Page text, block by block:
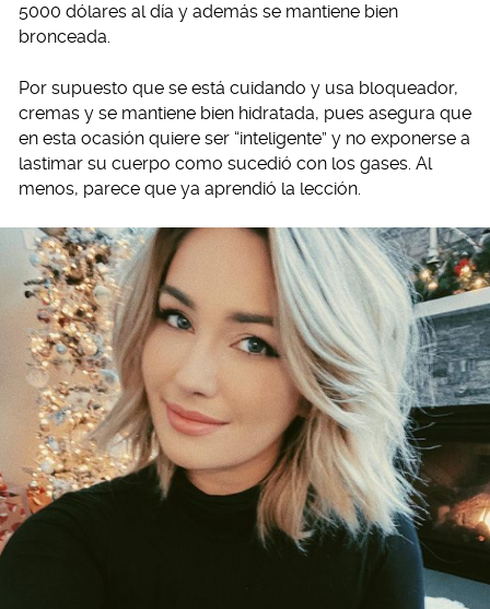
5000 dólares al día y además se mantiene bien
bronceada.
Por supuesto que se está cuidando y usa bloqueador,
cremas y se mantiene bien hidratada, pues asegura que
en esta ocasión quiere ser “inteligente” y no exponerse a
lastimar su cuerpo como sucedió con los gases. Al
menos, parece que ya aprendió la lección.